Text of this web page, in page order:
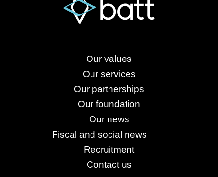
Our values
Our services
Our partnerships
Our foundation
Our news
Fiscal and social news
Recruitment
Contact us